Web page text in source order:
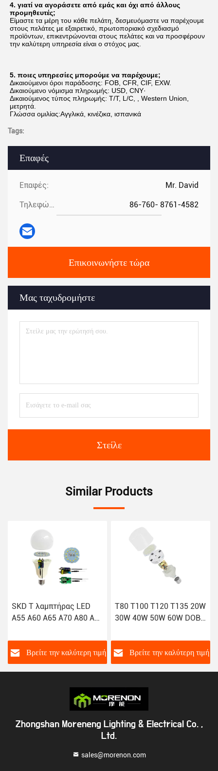
Επαφές
Επαφές: Mr. David
Τηλεφώνημα: 86-760- 8761-4582
Επικοινωνήστε τώρα
Μας ταχυδρομήστε
Στείλε
4. γιατί να αγοράσετε από εμάς και όχι από άλλους
προμηθευτές;
Είμαστε τα μέρη του κάθε πελάτη, δεσμευόμαστε να παρέχουμε
στους πελάτες με εξαιρετικό, πρωτοποριακό σχεδιασμό
προϊόντων, επικεντρώνονται στους πελάτες και να προσφέρουν
την καλύτερη υπηρεσία είναι ο στόχος μας.
5. ποιες υπηρεσίες μπορούμε να παρέχουμε;
Δικαιούμενοι όροι παράδοσης: FOB, CFR, CIF, EXW.
Δικαιούμενο νόμισμα πληρωμής: USD, CNY·
Δικαιούμενος τύπος πληρωμής: T/T, L/C, , Western Union,
μετρητά.
Γλώσσα ομιλίας:Αγγλικά, κινέζικα, ισπανικά
Tags:
Similar Products
A95
τιμή
T80 T100 T120 T135 20W
30W 40W 50W 60W DOB
Βρείτε την καλύτερη τιμή
T145 T160 50W 60W
80W 100W 120W
θέρμανσης LED
λαμπτήρες
Βρείτε την καλύτερη
Zhongshan Moreneng Lighting & Electrical Co. ,
Ltd.
sales@morenon.com